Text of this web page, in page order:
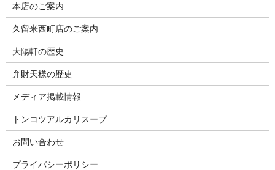
本店のご案内
久留米西町店のご案内
大陽軒の歴史
弁財天様の歴史
メディア掲載情報
トンコツアルカリスープ
お問い合わせ
プライバシーポリシー